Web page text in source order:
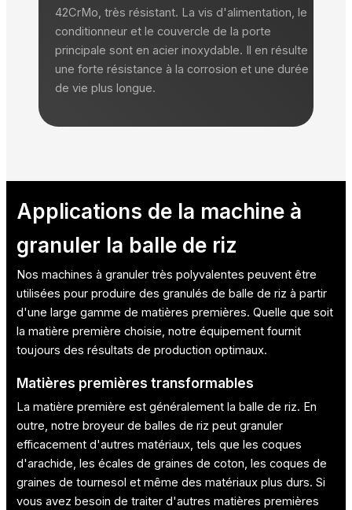
42CrMo, très résistant. La vis d'alimentation, le
conditionneur et le couvercle de la porte
principale sont en acier inoxydable. Il en résulte
une forte résistance à la corrosion et une durée
de vie plus longue.
Applications de la machine à
granuler la balle de riz
Nos machines à granuler très polyvalentes peuvent être
utilisées pour produire des granulés de balle de riz à partir
d'une large gamme de matières premières. Quelle que soit
la matière première choisie, notre équipement fournit
toujours des résultats de production optimaux.
Matières premières transformables
La matière première est généralement la balle de riz. En
outre, notre broyeur de balles de riz peut granuler
efficacement d'autres matériaux, tels que les coques
d'arachide, les écales de graines de coton, les coques de
graines de tournesol et même des matériaux plus durs. Si
vous avez besoin de traiter d'autres matières premières